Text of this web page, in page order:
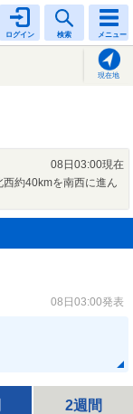
ログイン 検索 メニュー
現在地
08日03:00現在
約40kmを南西に進ん
08日03:00発表
2週間